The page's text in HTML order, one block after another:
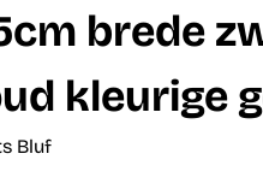
brede
kleurige
Bluf